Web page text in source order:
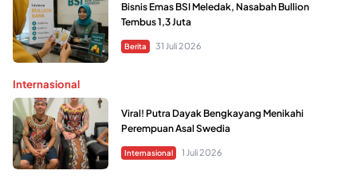
Bisnis Emas BSI Meledak, Nasabah Bullion
Tembus 1,3 Juta
Berita 31 Juli 2026
Internasional
Viral! Putra Dayak Bengkayang Menikahi
Perempuan Asal Swedia
Internasional 1 Juli 2026